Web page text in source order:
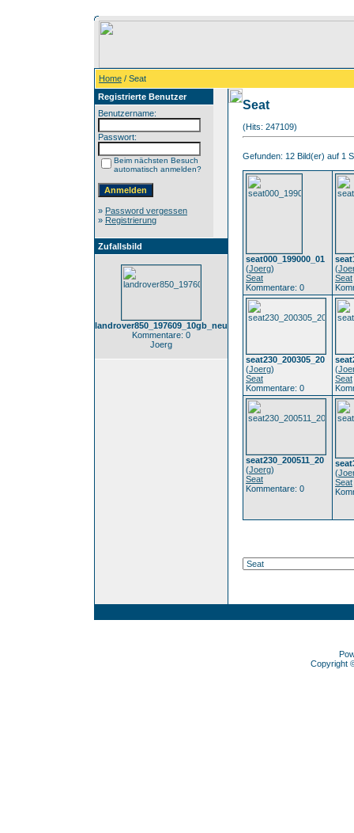
Home / Seat
Registrierte Benutzer
Benutzername:
Passwort:
Beim nächsten Besuch
automatisch anmelden?
» Password vergessen
» Registrierung
Zufallsbild
landrover850_197609_10gb_neu
Kommentare: 0
Joerg
Seat
(Hits: 247109)
Gefunden: 12 Bild(er) auf 1
seat000_199000_01
(Joerg)
Seat
Kommentare: 0
(
Seat
seat230_200305_20
(Joerg)
Seat
Kommentare: 0
(
Seat
seat230_200511_20
(Joerg)
Seat
Kommentare: 0
(
Seat
Copyright